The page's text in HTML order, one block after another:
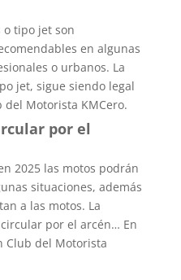
o tipo jet son
en algunas
o urbanos. La
jet, sigue siendo legal
Motorista KMCero.
por el
2025 las motos podrán
situaciones, además
a las motos. La
por el arcén… En
Club del Motorista